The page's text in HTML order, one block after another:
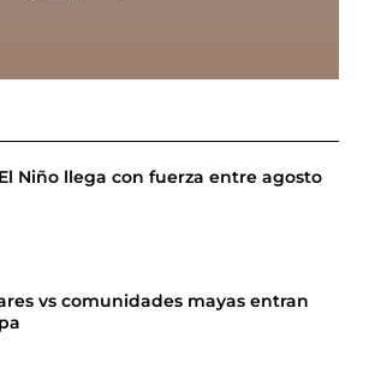
Niño llega con fuerza entre agosto
vs comunidades mayas entran